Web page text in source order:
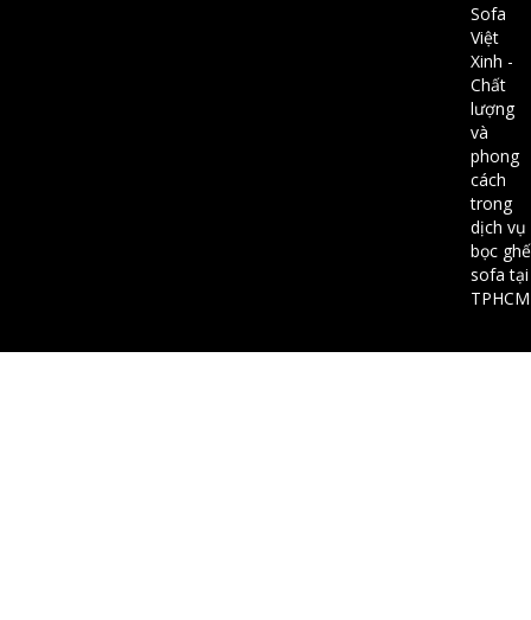
Sofa
Việt
Xinh -
Chất
lượng
và
phong
cách
trong
dịch vụ
bọc ghế
sofa tại
TPHCM